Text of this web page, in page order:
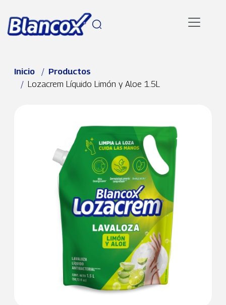
Ruta de navegación
Inicio
Productos
Lozacrem Líquido Limón y Aloe 1.5L